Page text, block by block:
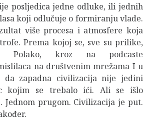
posljedica jedne odluke, ili jednih
koji odlučuje o formiranju vlade.
više procesa i atmosfere koja
Prema kojoj se, sve su prilike,
Polako, kroz na podcaste
na društvenim mrežama I u
da zapadna civilizacija nije jedini
kojim se trebalo ići. Ali se išlo
Jednom prugom. Civilizacija je put.